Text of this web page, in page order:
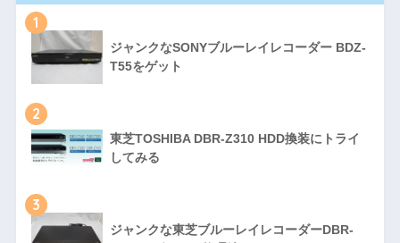
1
ジャンクなSONYブルーレイレコーダー BDZ-
T55をゲット
2
東芝TOSHIBA DBR-Z310 HDD換装にトライ
してみる
3
ジャンクな東芝ブルーレイレコーダーDBR-